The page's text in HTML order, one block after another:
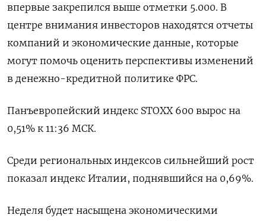
впервые закрепился выше отметки 5.000. В
центре внимания инвесторов находятся отчеты
компаний и экономические данные, которые
могут помочь оценить перспективы изменений
в денежно-кредитной политике ФРС.
Панъевропейский индекс STOXX 600 вырос на
0,51% к 11:36 МСК.
Среди региональных индексов сильнейший рост
показал индекс Италии, поднявшийся на 0,69%.
Неделя будет насыщена экономическими